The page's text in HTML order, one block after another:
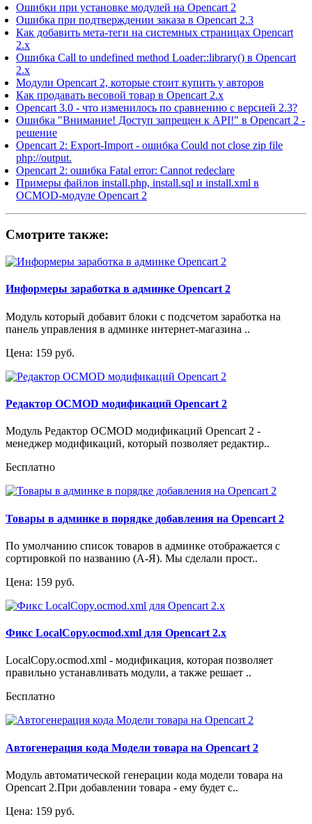
Ошибки при установке модулей на Opencart 2
Ошибка при подтверждении заказа в Opencart 2.3
Как добавить мета-теги на системных страницах Opencart
2.x
Ошибка Call to undefined method Loader::library() в Opencart
2.x
Модули Opencart 2, которые стоит купить у авторов
Как продавать весовой товар в Opencart 2.x
Opencart 3.0 - что изменилось по сравнению с версией 2.3?
Ошибка "Внимание! Доступ запрещен к API!" в Opencart 2 -
решение
Opencart 2: Export-Import - ошибка Could not close zip file
php://output.
Opencart 2: ошибка Fatal error: Cannot redeclare
Примеры файлов install.php, install.sql и install.xml в
OCMOD-модуле Opencart 2
Смотрите также:
Информеры заработка в админке Opencart 2
Модуль который добавит блоки с подсчетом заработка на
панель управления в админке интернет-магазина ..
Цена: 159 руб.
Редактор OCMOD модификаций Opencart 2
Модуль Редактор OCMOD модификаций Opencart 2 -
менеджер модификаций, который позволяет редактир..
Бесплатно
Товары в админке в порядке добавления на Opencart 2
По умолчанию список товаров в админке отображается с
сортировкой по названию (А-Я). Мы сделали прост..
Цена: 159 руб.
Фикс LocalCopy.ocmod.xml для Opencart 2.x
LocalCopy.ocmod.xml - модификация, которая позволяет
правильно устанавливать модули, а также решает ..
Бесплатно
Автогенерация кода Модели товара на Opencart 2
Модуль автоматической генерации кода модели товара на
Opencart 2.При добавлении товара - ему будет с..
Цена: 159 руб.